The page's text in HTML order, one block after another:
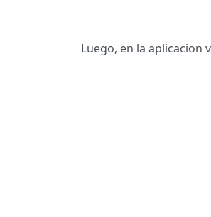
Luego, en la aplicacion